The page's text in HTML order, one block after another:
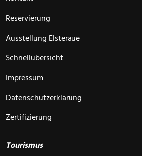
Reservierung
Ausstellung Elsteraue
Schnellübersicht
Impressum
Datenschutzerklärung
Zertifizierung
Tourismus